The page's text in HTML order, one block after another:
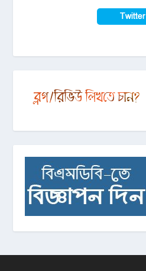
Twitter